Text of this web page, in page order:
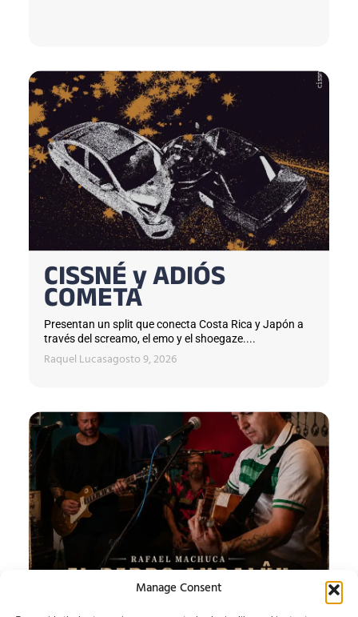
Manage Consent
CISSNÉ y ADIÓS
COMETA
Presentan un split que conecta Costa Rica y Japón a
través del screamo, el emo y el shoegaze....
Raquel Lucasagosto 9, 2026